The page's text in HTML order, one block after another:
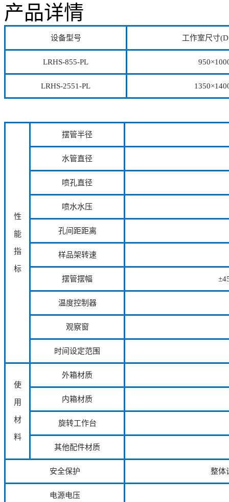
产品详情
设备型号 工作室尺寸
LRHS-855-PL
LRHS-2551-PL
性
能
指
标
摆管半径
水管直径
喷孔直径
喷水水压
孔间距距离
样品架转速
摆管摆幅
温度控制器
观察窗
时间设定范围
使
用
材
料
外箱材质
内箱材质
旋转工作台
其他配件材质
安全保护 整体
电源电压